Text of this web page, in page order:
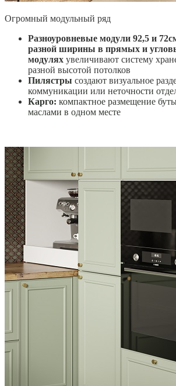
Огромный модульный ряд
Разноуровневые модули 92,5 и
разной ширины в прямых и
модулях увеличивают систему
разной высотой потолков
Пилястры создают визуальное
коммуникации или неточности
Карго: компактное размещение
маслами в одном месте